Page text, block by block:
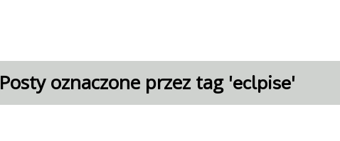
Posty oznaczone przez tag 'eclpise'